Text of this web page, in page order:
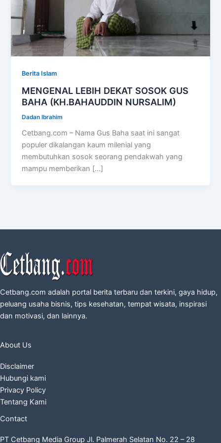
Berita Islam
MENGENAL LEBIH DEKAT SOSOK GUS
BAHA (KH.BAHAUDDIN NURSALIM)
Dadan Ibrahim
Cetbang.com – Nama Gus Baha saat ini sangat
populer dikalangan kaum milenial yang
membutuhkan sosok seorang pendakwah yang
mampu memberikan […]
Cetbang.com adalah portal berita terbaru dan terkini, gaya hidup,
peluang usaha bisnis, tips kesehatan, tempat wisata, inspirasi
dan motivasi, dan lainnya.
About Us
Disclaimer
Hubungi kami
Privacy Policy
Tentang Kami
Contact
PT Cetbang Media Group Jl. Palmerah Selatan No. 22 – 28